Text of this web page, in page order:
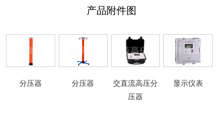
产品附件图
分压器 分压器
交直流高压分
压器
显示仪表